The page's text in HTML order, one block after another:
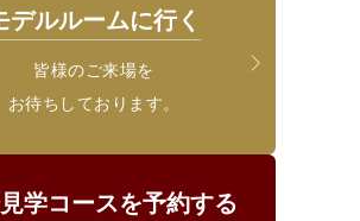
デルルームに行く
皆様のご来場を
お待ちしております。
学コースを予約する